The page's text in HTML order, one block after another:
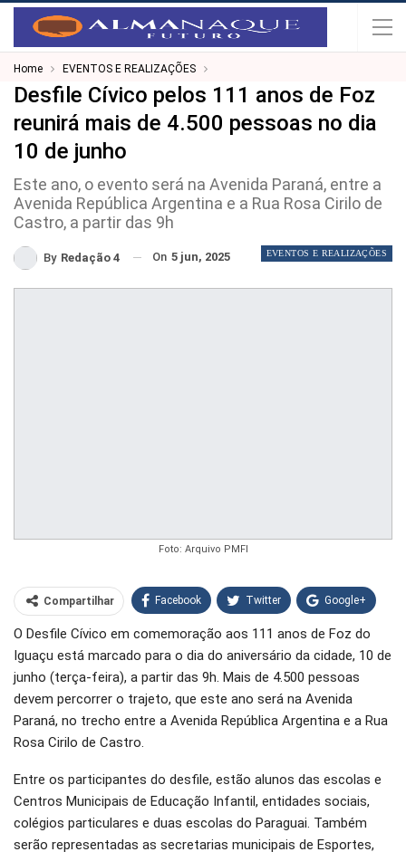
Home EVENTOS E REALIZAÇÕES
Desfile Cívico pelos 111 anos de Foz
reunirá mais de 4.500 pessoas no dia
10 de junho
Este ano, o evento será na Avenida Paraná, entre a
Avenida República Argentina e a Rua Rosa Cirilo de
Castro, a partir das 9h
EVENTOS E REALIZAÇÕES
By Redação 4 On 5 jun, 2025
Foto: Arquivo PMFI
Compartilhar Facebook Twitter Google+
WhatsApp Pinterest
O email
O Desfile Cívico em comemoração aos 111 anos de Foz do
Iguaçu está marcado para o dia do aniversário da cidade, 10 de
junho (terça-feira), a partir das 9h. Mais de 4.500 pessoas
devem percorrer o trajeto, que este ano será na Avenida
Paraná, no trecho entre a Avenida República Argentina e a Rua
Rosa Cirilo de Castro.
Entre os participantes do desfile, estão alunos das escolas e
Centros Municipais de Educação Infantil, entidades sociais,
colégios particulares e duas escolas do Paraguai. Também
serão representadas as secretarias municipais de Esportes,